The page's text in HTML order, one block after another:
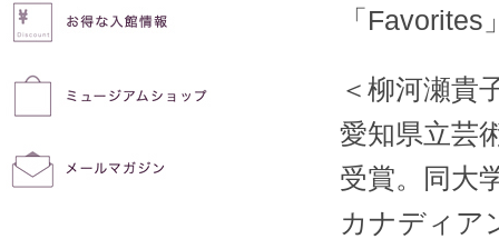
「
＜柳河瀬貴
愛知県立芸
受賞。同大
カナディア